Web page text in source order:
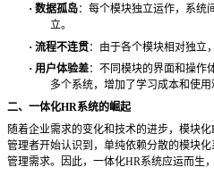
· 数据孤岛：每个模块独立运作，系统
立。
· 流程不连贯：由于各个模块相对独立
· 用户体验差：不同模块的界面和操作
多个系统，增加了学习成本和使用
二、一体化HR系统的崛起
随着企业需求的变化和技术的进步，模块化
管理者开始认识到，单纯依赖分散的模块
管理需求。因此，一体化HR系统应运而生